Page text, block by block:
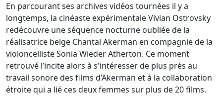
En parcourant ses archives vidéos tournées il y a
longtemps, la cinéaste expérimentale Vivian Ostrovsky
redécouvre une séquence nocturne oubliée de la
réalisatrice belge Chantal Akerman en compagnie de la
violoncelliste Sonia Wieder Atherton. Ce moment
retrouvé l’incite alors à s'intéresser de plus près au
travail sonore des films d’Akerman et à la collaboration
étroite qui a lié ces deux femmes sur plus de 20 films.